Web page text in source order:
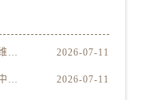
百达翡丽中国官方售后服务中心完整维修地址及电话实地考察报告+多信源验证（2026年7月最新） 2026-07-11
亲身探访百达翡丽常州官方售后服务中心｜全新地址及服务热线（2026年7月最新） 2026-07-11